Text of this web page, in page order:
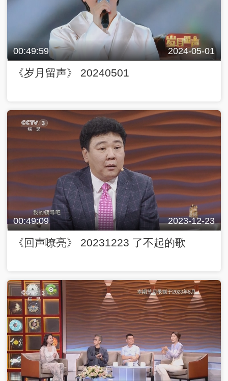
00:49:59 2024-05-01
《岁月留声》 20240501
00:49:09 2023-12-23
《回声嘹亮》 20231223 了不起的歌